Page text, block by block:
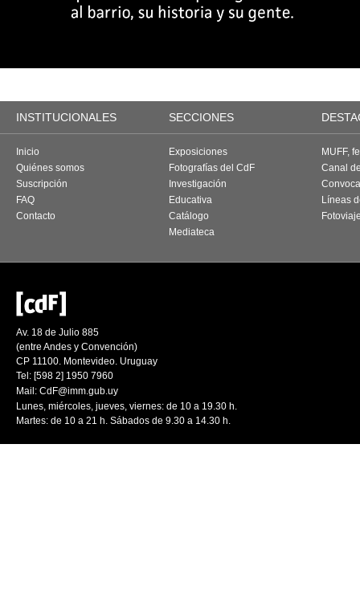
INSTITUCIONALES SECCIONES
Inicio
Quiénes somos
Suscripción
FAQ
Contacto
Exposiciones
Fotografías del CdF
Investigación
Educativa
Catálogo
Mediateca
MUFF,
Canal
Líneas
Av. 18 de Julio 885
(entre Andes y Convención)
CP 11100. Montevideo. Uruguay
Tel: [598 2] 1950 7960
Mail: CdF@imm.gub.uy
Lunes, miércoles, jueves, viernes: de 10 a 19.30 h.
Martes: de 10 a 21 h. Sábados de 9.30 a 14.30 h.